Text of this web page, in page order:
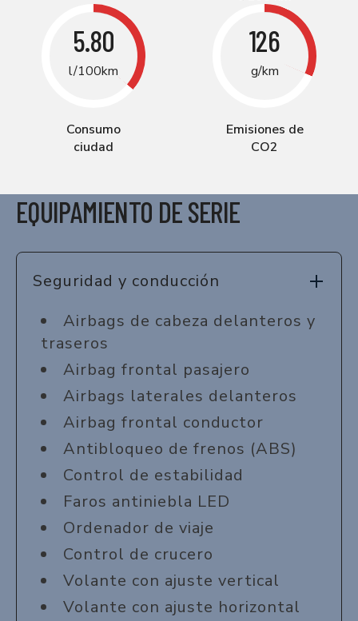
5.80
l/100km
Consumo
ciudad
126
g/km
Emisiones de
CO2
EQUIPAMIENTO DE SERIE
Seguridad y conducción
Airbags de cabeza delanteros y
traseros
Airbag frontal pasajero
Airbags laterales delanteros
Airbag frontal conductor
Antibloqueo de frenos (ABS)
Control de estabilidad
Faros antiniebla LED
Ordenador de viaje
Control de crucero
Volante con ajuste vertical
Volante con ajuste horizontal